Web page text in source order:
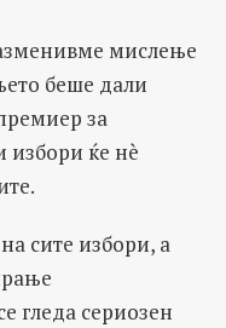
мислење
беше дали
за
избори ќе нè
сите избори, а
гледа сериозен